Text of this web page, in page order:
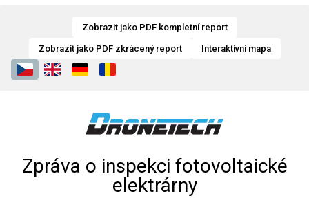
Zobrazit jako PDF kompletní report
Zobrazit jako PDF zkrácený report Interaktivní mapa
Zpráva o inspekci fotovoltaické
elektrárny